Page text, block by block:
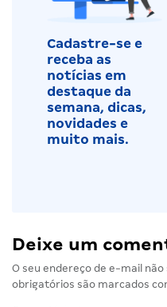
Cadastre-se e
receba as
notícias em
destaque da
semana, dicas,
novidades e
muito mais.
Deixe um
O seu endereço de e-mail não
obrigatórios são marcados